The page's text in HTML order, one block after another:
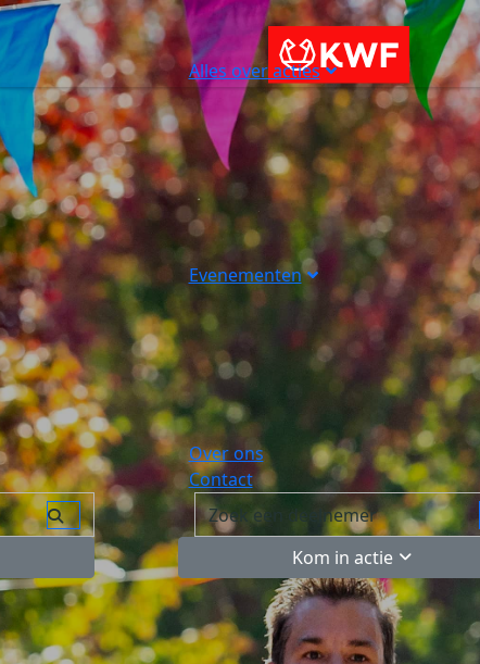
Alles over acties
Evenementen
Over ons
Contact
Kom in actie